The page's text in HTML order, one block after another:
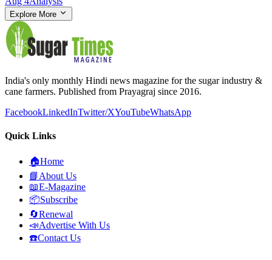
Explore More
India's only monthly Hindi news magazine for the sugar industry &
cane farmers. Published from Prayagraj since 2016.
FacebookLinkedInTwitter/XYouTubeWhatsApp
Quick Links
🏠Home
📘 About Us
📖E-Magazine
📦Subscribe
🔄Renewal
📣Advertise With Us
☎️Contact Us